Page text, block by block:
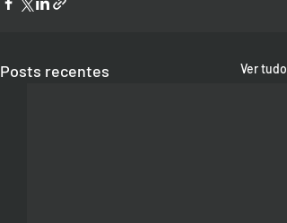
Posts recentes Ver tudo